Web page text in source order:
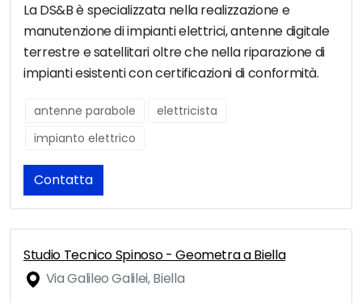
La DS&B è specializzata nella realizzazione e
manutenzione di impianti elettrici, antenne digitale
terrestre e satellitari oltre che nella riparazione di
impianti esistenti con certificazioni di conformità.
antenne parabole
elettricista
impianto elettrico
Contatta
Studio Tecnico Spinoso - Geometra a Biella
Via Galileo Galilei, Biella